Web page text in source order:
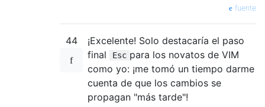
fuente
44
¡Excelente! Solo destacaría el paso
final
Esc para los novatos de VIM
como yo: ¡me tomó un tiempo darme
cuenta de que los cambios se
propagan "más tarde"!